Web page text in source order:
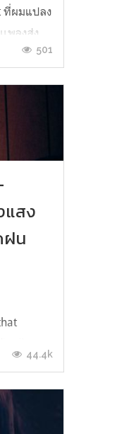
ที่ผมแปลง
พลงส่ง
You
2008
501
แสง
ฝน
เฝ้ามอง
าวสักคน
สีและชื่อ
44.4k